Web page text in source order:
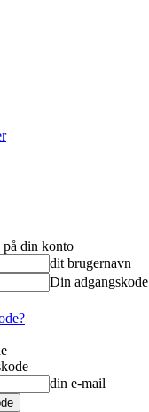
din konto
dit brugernavn
Din adgangskode
din e-mail